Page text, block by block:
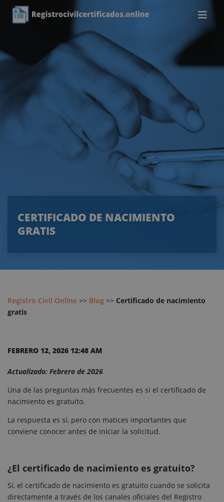
CERTIFICADO DE NACIMIENTO
GRATIS
Registro Civil Online >> Blog >> Certificado de nacimiento
gratis
FEBRERO 12, 2026 12:48 AM
Actualizado: Febrero de 2026
Una de las preguntas más frecuentes es si el certificado de
nacimiento es gratuito.
La respuesta es sí, pero con matices importantes que
conviene conocer antes de iniciar la solicitud.
¿El certificado de nacimiento es gratuito?
Sí, el certificado de nacimiento es gratuito cuando se solicita
directamente a través de los canales oficiales del Registro